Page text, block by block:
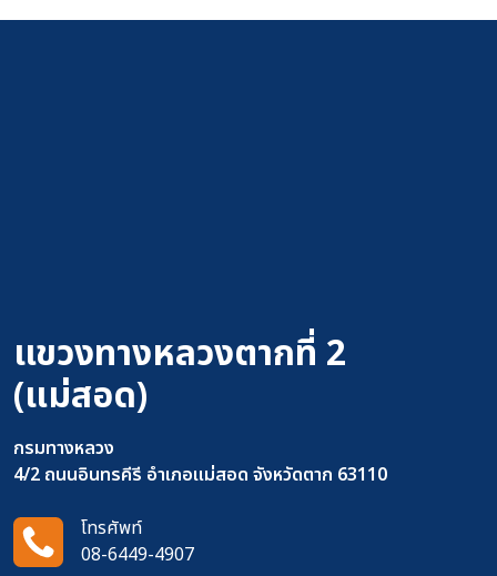
แขวงทางหลวงตากที่ 2
(แม่สอด)
กรมทางหลวง
4/2 ถนนอินทรคีรี อำเภอแม่สอด จังหวัดตาก 63110
โทรศัพท์
08-6449-4907